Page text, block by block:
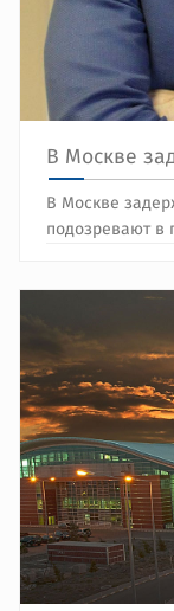
В Москве
В Москве
подозревают в